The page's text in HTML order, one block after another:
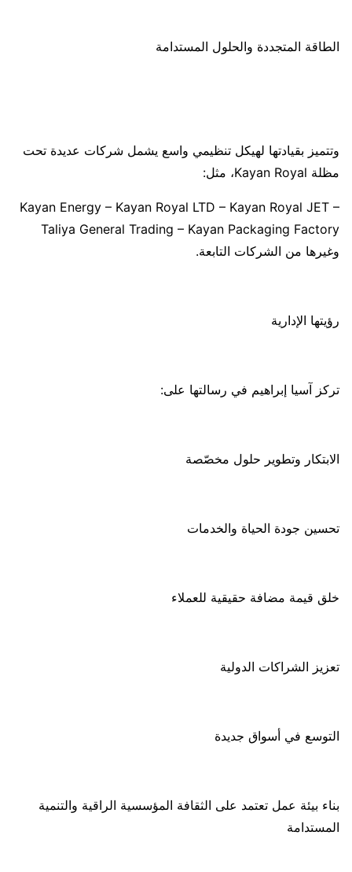
الطاقة المتجددة والحلول المستدامة
وتتميز بقيادتها لهيكل تنظيمي واسع يشمل شركات عديدة تحت
مظلة Kayan Royal، مثل:
Kayan Energy – Kayan Royal LTD – Kayan Royal JET –
Taliya General Trading – Kayan Packaging Factory
وغيرها من الشركات التابعة.
رؤيتها الإدارية
تركز آسيا إبراهيم في رسالتها على:
الابتكار وتطوير حلول مخصّصة
تحسين جودة الحياة والخدمات
خلق قيمة مضافة حقيقية للعملاء
تعزيز الشراكات الدولية
التوسع في أسواق جديدة
بناء بيئة عمل تعتمد على الثقافة المؤسسية الراقية والتنمية
المستدامة